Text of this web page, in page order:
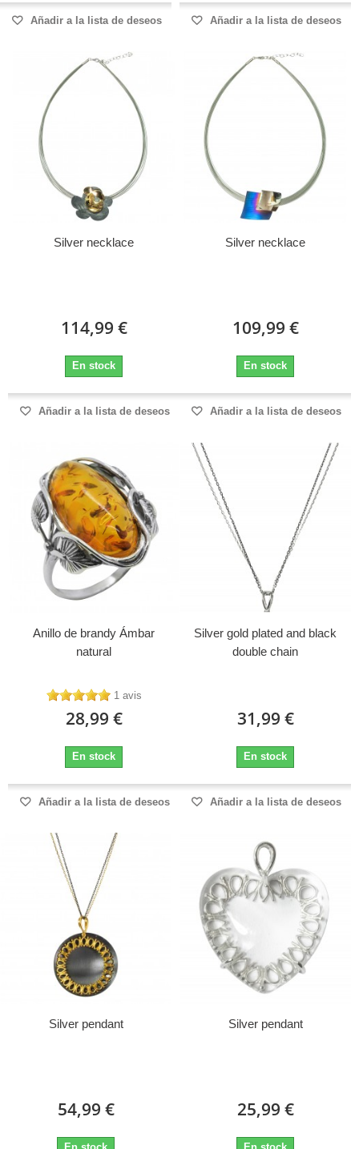
Añadir a la lista de deseos Añadir a la lista de deseos
Silver necklace
114,99 €
En stock
Añadir a la lista de deseos
Silver necklace
109,99 €
En stock
Añadir a la lista de deseos
Anillo de brandy Ámbar
natural
1 avis
28,99 €
En stock
Añadir a la lista de deseos
Silver gold plated and black
double chain
31,99 €
En stock
Añadir a la lista de deseos
Silver pendant
54,99 €
Silver pendant
25,99 €